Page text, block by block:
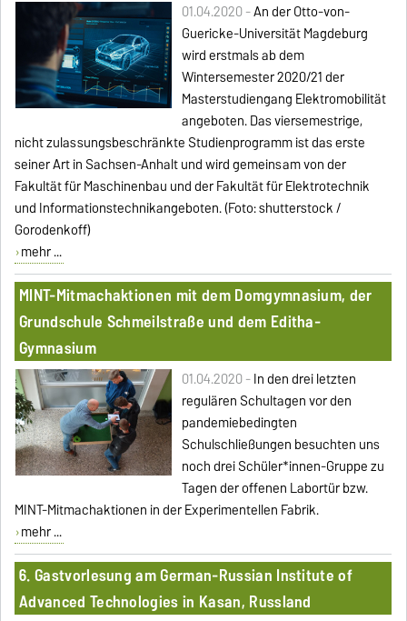
01.04.2020 -An der Otto-von-
Guericke-Universität Magdeburg
wird erstmals ab dem
Wintersemester 2020/21 der
Masterstudiengang Elektromobilität
angeboten. Das viersemestrige,
nicht zulassungsbeschränkte Studienprogramm ist das erste
seiner Art in Sachsen-Anhalt und wird gemeinsam von der
Fakultät für Maschinenbau und der Fakultät für Elektrotechnik
und Informationstechnikangeboten. (Foto: shutterstock /
Gorodenkoff)
mehr ...
MINT-Mitmachaktionen mit dem Domgymnasium, der
Grundschule Schmeilstraße und dem Editha-
Gymnasium
01.04.2020 -In den drei letzten
regulären Schultagen vor den
pandemiebedingten
Schulschließungen besuchten uns
noch drei Schüler*innen-Gruppe zu
Tagen der offenen Labortür bzw.
MINT-Mitmachaktionen in der Experimentellen Fabrik.
mehr ...
6. Gastvorlesung am German-Russian Institute of
Advanced Technologies in Kasan, Russland